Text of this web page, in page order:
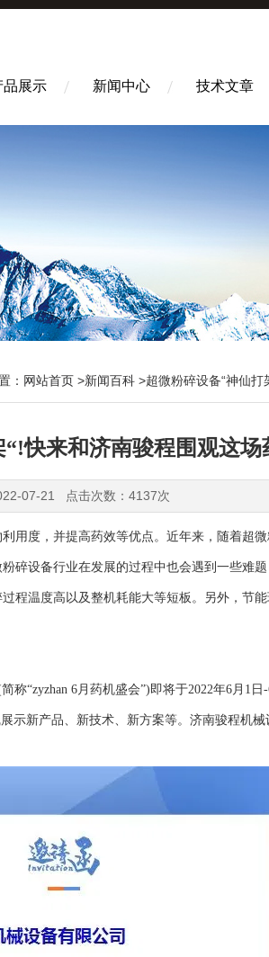
品展示 新闻中心 技术文章
： 网站首页 >新闻百科 >超微粉碎设备“神仙
快来和济南骏程围观这场
07-21 点击次数：4137次
度，并提高药效等优点。近年来，随着超
碎设备行业在发展的过程中也会遇到一些难
程温度高以及整机耗能大等短板。另外，节
6月药机盛会”)即将于2022年6月1日
示新产品、新技术、新方案等。济南骏程机